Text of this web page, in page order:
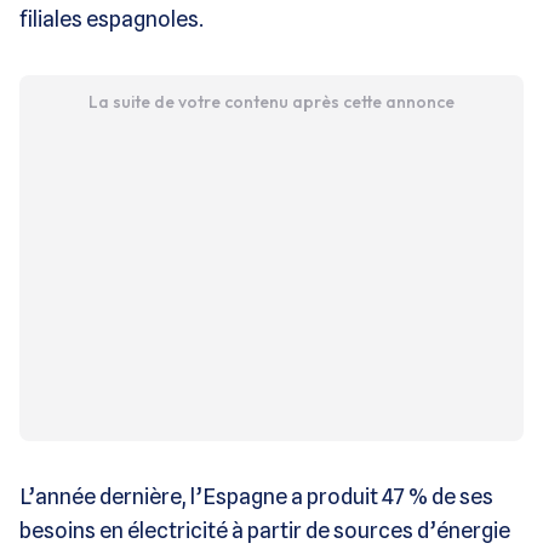
filiales espagnoles.
La suite de votre contenu après cette annonce
L’année dernière, l’Espagne a produit 47 % de ses
besoins en électricité à partir de sources d’énergie